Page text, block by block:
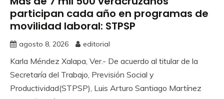
participan cada año en programas de
movilidad laboral: STPSP
agosto 8, 2026 editorial
Karla Méndez Xalapa, Ver.- De acuerdo al titular de la
Secretaría del Trabajo, Previsión Social y
Productividad(STPSP), Luis Arturo Santiago Martínez